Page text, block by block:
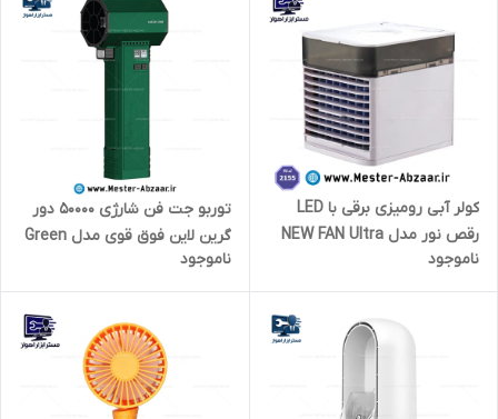
کولر آبی رومیزی برقی با LED
رقص نور مدل NEW FAN Ultra
Air Cooler 2155
ناموجود
توربو جت فن شار‌ژی 50000 دور
گرین لاین فوق قوی مدل Green
Lion
ناموجود